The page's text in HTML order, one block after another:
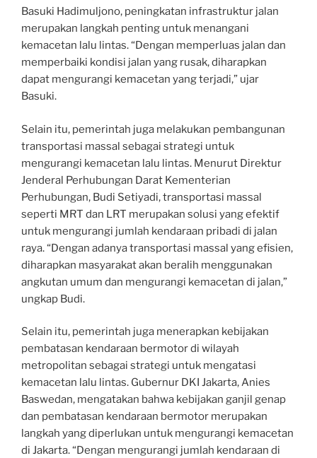
Basuki Hadimuljono, peningkatan infrastruktur jalan
merupakan langkah penting untuk menangani
kemacetan lalu lintas. “Dengan memperluas jalan dan
memperbaiki kondisi jalan yang rusak, diharapkan
dapat mengurangi kemacetan yang terjadi,” ujar
Basuki.
Selain itu, pemerintah juga melakukan pembangunan
transportasi massal sebagai strategi untuk
mengurangi kemacetan lalu lintas. Menurut Direktur
Jenderal Perhubungan Darat Kementerian
Perhubungan, Budi Setiyadi, transportasi massal
seperti MRT dan LRT merupakan solusi yang efektif
untuk mengurangi jumlah kendaraan pribadi di jalan
raya. “Dengan adanya transportasi massal yang efisien,
diharapkan masyarakat akan beralih menggunakan
angkutan umum dan mengurangi kemacetan di jalan,”
ungkap Budi.
Selain itu, pemerintah juga menerapkan kebijakan
pembatasan kendaraan bermotor di wilayah
metropolitan sebagai strategi untuk mengatasi
kemacetan lalu lintas. Gubernur DKI Jakarta, Anies
Baswedan, mengatakan bahwa kebijakan ganjil genap
dan pembatasan kendaraan bermotor merupakan
langkah yang diperlukan untuk mengurangi kemacetan
di Jakarta. “Dengan mengurangi jumlah kendaraan di